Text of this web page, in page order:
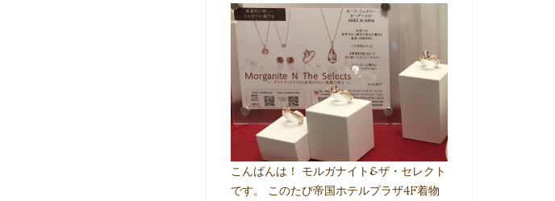
こんばんは！ モルガナイト&ザ・セレクト
です。 このたび帝国ホテルプラザ4F着物